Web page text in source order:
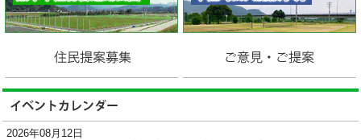
2026年08月12日